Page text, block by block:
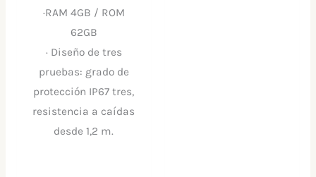
·RAM 4GB / ROM
62GB
· Diseño de tres
pruebas: grado de
protección IP67 tres,
resistencia a caídas
desde 1,2 m.